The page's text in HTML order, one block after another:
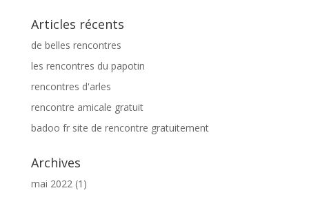
Articles récents
de belles rencontres
les rencontres du papotin
rencontres d'arles
rencontre amicale gratuit
badoo fr site de rencontre gratuitement
Archives
mai 2022(1)